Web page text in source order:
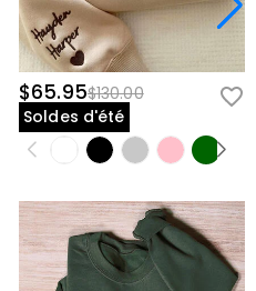
$65.95$130.00
Soldes d'été